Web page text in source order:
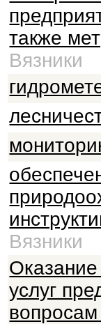
также
Вязники
Вязники
Оказание
услуг